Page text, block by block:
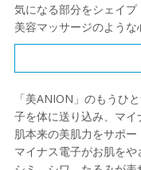
気になる部分をシェイプ
美容マッサージのような
「美ANION」のもうひ
子を体に送り込み、マ
肌本来の美肌力をサポー
マイナス電子がお肌を